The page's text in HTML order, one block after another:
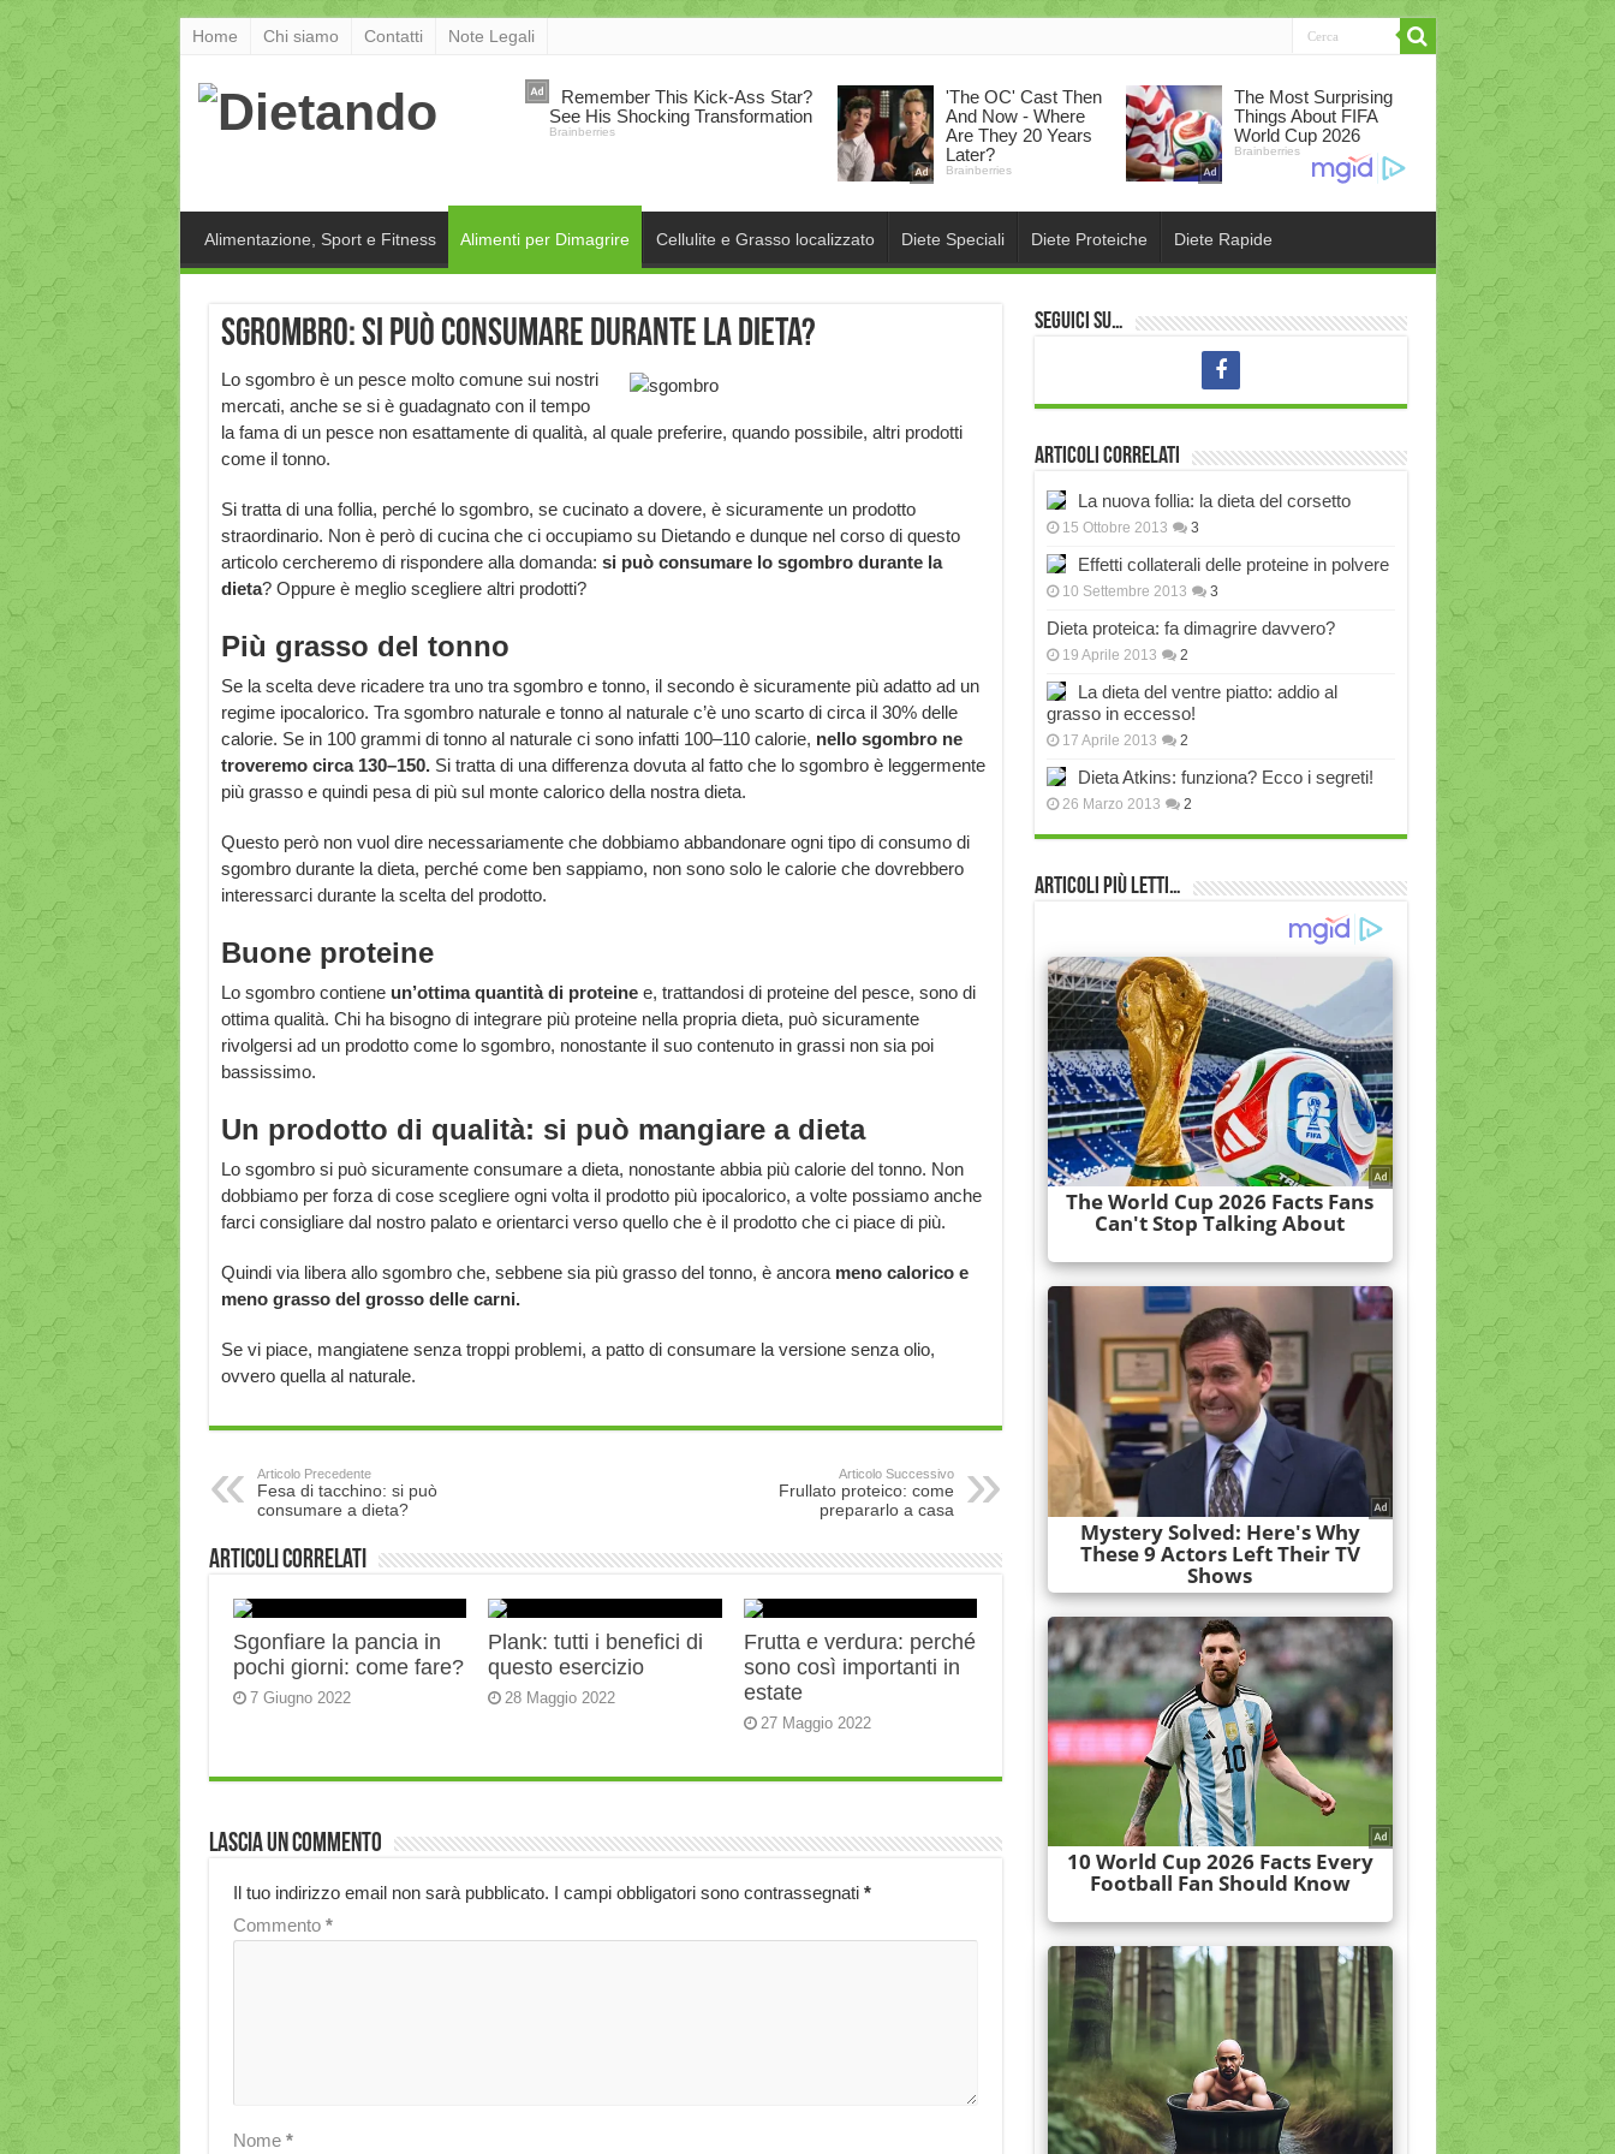
Home Chi siamo Contatti Note Legali
Alimentazione, Sport e Fitness Alimenti per Dimagrire Cellulite e Grasso localizzato Diete Speciali Diete Proteiche Diete Rapide
Sgrombro: si può consumare durante la dieta?
Lo sgombro è un pesce molto comune sui nostri
mercati, anche se si è guadagnato con il tempo
la fama di un pesce non esattamente di qualità, al quale preferire, quando possibile, altri prodotti
come il tonno.
Si tratta di una follia, perché lo sgombro, se cucinato a dovere, è sicuramente un prodotto
straordinario. Non è però di cucina che ci occupiamo su Dietando e dunque nel corso di questo
articolo cercheremo di rispondere alla domanda: si può consumare lo sgombro durante la
dieta? Oppure è meglio scegliere altri prodotti?
Più grasso del tonno
Se la scelta deve ricadere tra uno tra sgombro e tonno, il secondo è sicuramente più adatto ad un
regime ipocalorico. Tra sgombro naturale e tonno al naturale c’è uno scarto di circa il 30% delle
calorie. Se in 100 grammi di tonno al naturale ci sono infatti 100–110 calorie, nello sgombro ne
troveremo circa 130–150.Si tratta di una differenza dovuta al fatto che lo sgombro è leggermente
più grasso e quindi pesa di più sul monte calorico della nostra dieta.
Questo però non vuol dire necessariamente che dobbiamo abbandonare ogni tipo di consumo di
sgombro durante la dieta, perché come ben sappiamo, non sono solo le calorie che dovrebbero
interessarci durante la scelta del prodotto.
Buone proteine
Lo sgombro contiene un’ottima quantità di proteinee, trattandosi di proteine del pesce, sono di
ottima qualità. Chi ha bisogno di integrare più proteine nella propria dieta, può sicuramente
rivolgersi ad un prodotto come lo sgombro, nonostante il suo contenuto in grassi non sia poi
bassissimo.
Un prodotto di qualità: si può mangiare a dieta
Lo sgombro si può sicuramente consumare a dieta, nonostante abbia più calorie del tonno. Non
dobbiamo per forza di cose scegliere ogni volta il prodotto più ipocalorico, a volte possiamo anche
farci consigliare dal nostro palato e orientarci verso quello che è il prodotto che ci piace di più.
Quindi via libera allo sgombro che, sebbene sia più grasso del tonno, è ancora meno calorico e
meno grasso del grosso delle carni.
Se vi piace, mangiatene senza troppi problemi, a patto di consumare la versione senza olio,
ovvero quella al naturale.
Articolo Precedente
Fesa di tacchino: si può
consumare a dieta?
Articolo Successivo
Frullato proteico: come
prepararlo a casa
Articoli correlati
Sgonfiare la pancia in
pochi giorni: come fare?
7 Giugno 2022
Plank: tutti i benefici di
questo esercizio
28 Maggio 2022
Frutta e verdura: perché
sono così importanti in
estate
27 Maggio 2022
Lascia un commento
Il tuo indirizzo email non sarà pubblicato. I campi obbligatori sono contrassegnati *
Commento *
Nome *
Seguici su…
Articoli correlati
La nuova follia: la dieta del corsetto
15 Ottobre 2013 3
Effetti collaterali delle proteine in polvere
10 Settembre 2013 3
Dieta proteica: fa dimagrire davvero?
19 Aprile 2013 2
La dieta del ventre piatto: addio al
grasso in eccesso!
17 Aprile 2013 2
Dieta Atkins: funziona? Ecco i segreti!
26 Marzo 2013 2
Articoli più Letti…